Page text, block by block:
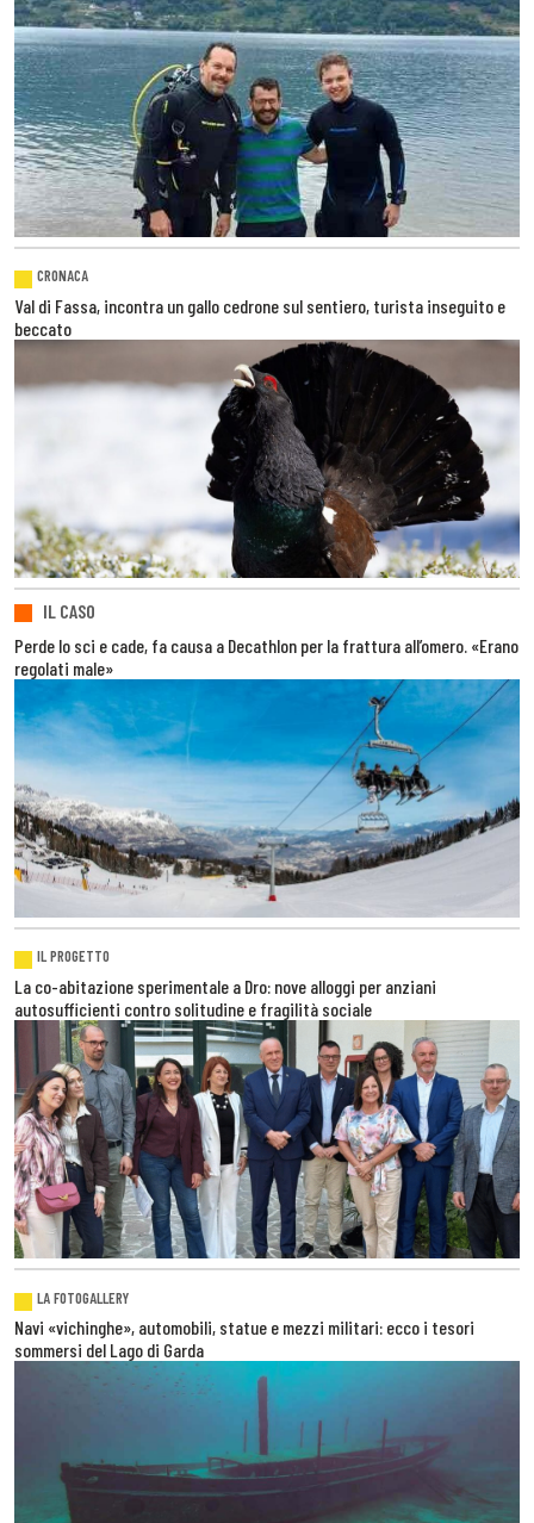
CRONACA
Val di Fassa, incontra un gallo cedrone sul sentiero, turista inseguito e
beccato
IL CASO
Perde lo sci e cade, fa causa a Decathlon per la frattura all’omero. «Erano
regolati male»
IL PROGETTO
La co-abitazione sperimentale a Dro: nove alloggi per anziani
autosufficienti contro solitudine e fragilità sociale
LA FOTOGALLERY
Navi «vichinghe», automobili, statue e mezzi militari: ecco i tesori
sommersi del Lago di Garda